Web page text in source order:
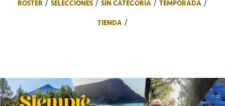
ROSTER SELECCIONES SIN CATEGORÍA
TEMPORADA
TIENDA